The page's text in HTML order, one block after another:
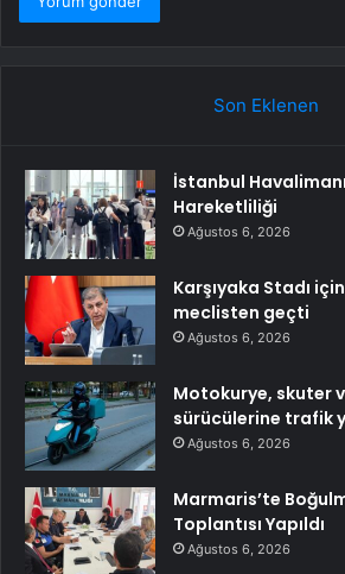
Son Eklenen
İstanbul
Hareketliliği
Ağustos 6, 2026
Karşıyaka Stadı
meclisten geçti
Ağustos 6, 2026
Motokurye, skuter
sürücülerine trafik
Ağustos 6, 2026
Marmaris’te
Toplantısı Yapıldı
Ağustos 6, 2026